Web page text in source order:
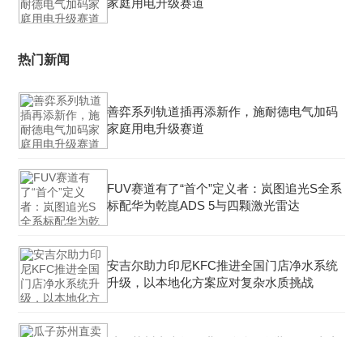
家庭用电升级赛道
热门新闻
善弈系列轨道插再添新作，施耐德电气加码
家庭用电升级赛道
FUV赛道有了“首个”定义者：岚图追光S全系
标配华为乾崑ADS 5与四颗激光雷达
安吉尔助力印尼KFC推进全国门店净水系统
升级，以本地化方案应对复杂水质挑战